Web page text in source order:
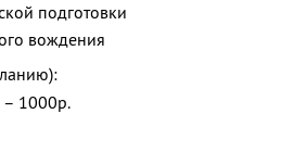
подготовки
вождения
– 1000р.